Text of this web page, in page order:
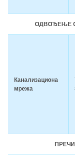
ОДВОЂЕЊЕ
Канализациона
мрежа